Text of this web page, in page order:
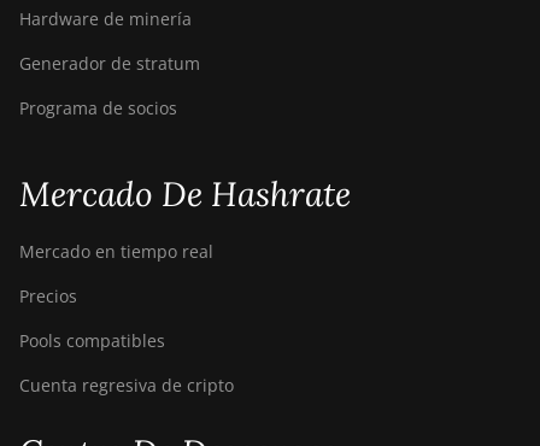
Hardware de minería
Generador de stratum
Programa de socios
Mercado De Hashrate
Mercado en tiempo real
Precios
Pools compatibles
Cuenta regresiva de cripto